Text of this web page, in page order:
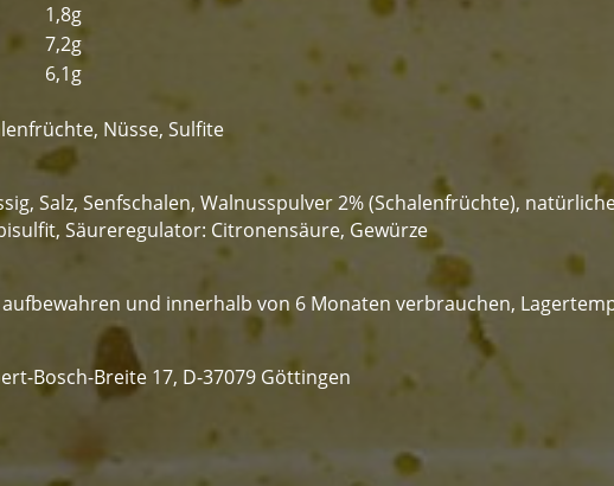
1,8g
7,2g
6,1g
Nüsse, Sulfite
Salz, Senfschalen, Walnusspulver 2% (Schalenfrüchte),
Säureregulator: Citronensäure, Gewürze
und innerhalb von 6 Monaten verbrauchen,
Bosch-Breite 17, D-37079 Göttingen